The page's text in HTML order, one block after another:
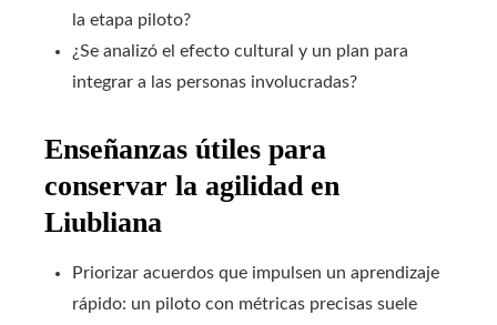
la etapa piloto?
¿Se analizó el efecto cultural y un plan para
integrar a las personas involucradas?
Enseñanzas útiles para
conservar la agilidad en
Liubliana
Priorizar acuerdos que impulsen un aprendizaje
rápido: un piloto con métricas precisas suele